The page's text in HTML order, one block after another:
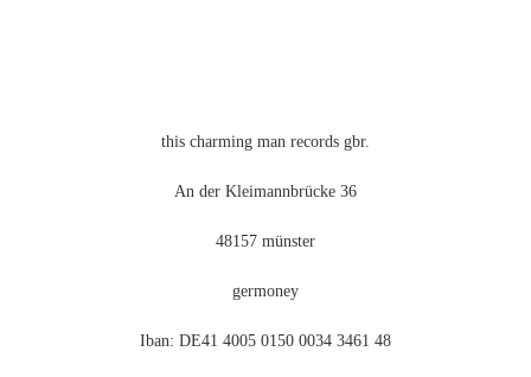
this charming man records gbr.
An der Kleimannbrücke 36
48157 münster
germoney
Iban: DE41 4005 0150 0034 3461 48